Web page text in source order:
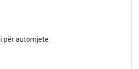
për automjete